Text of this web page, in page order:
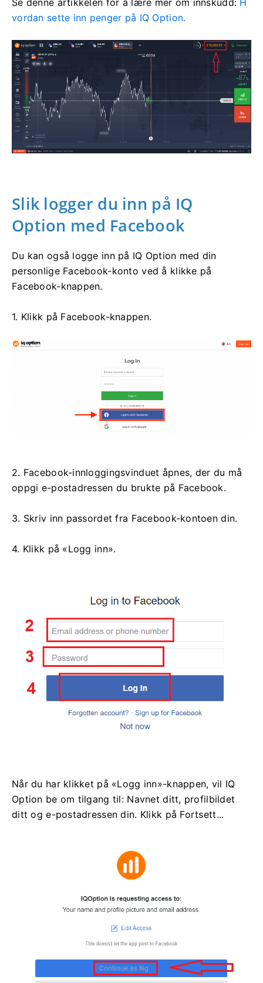
Se denne artikkelen for å lære mer om innskudd: H
vordan sette inn penger på IQ Option.
Slik logger du inn på IQ
Option med Facebook
Du kan også logge inn på IQ Option med din
personlige Facebook-konto ved å klikke på
Facebook-knappen.
1. Klikk på Facebook-knappen.
2. Facebook-innloggingsvinduet åpnes, der du må
oppgi e-postadressen du brukte på Facebook.
3. Skriv inn passordet fra Facebook-kontoen din.
4. Klikk på «Logg inn».
Når du har klikket på «Logg inn»-knappen, vil IQ
Option be om tilgang til: Navnet ditt, profilbildet
ditt og e-postadressen din. Klikk på Fortsett...